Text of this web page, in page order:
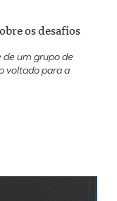
os desafios
um grupo de
voltado para a